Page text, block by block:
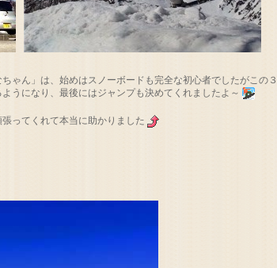
ゃん」は、始めはスノーボードも完全な初心者でしたがこの３
うになり、最後にはジャンプも決めてくれましたよ～
ってくれて本当に助かりました